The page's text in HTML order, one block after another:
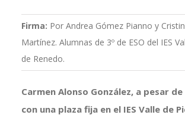
Firma: Por Andrea Gómez Pianno y
Martínez. Alumnas de 3º de ESO del IES
de Renedo.
Carmen Alonso González, a pesar
con una plaza fija en el IES Valle de